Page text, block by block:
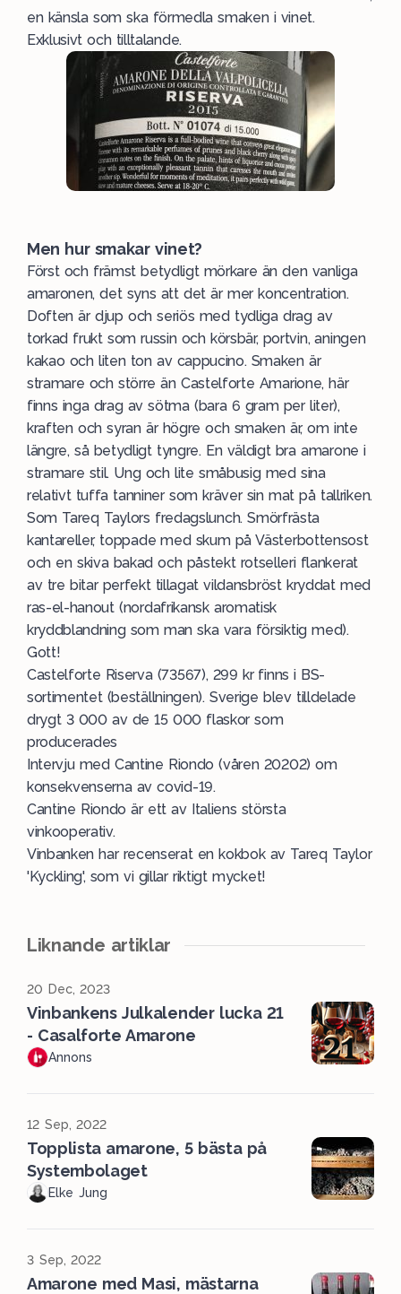
en känsla som ska förmedla smaken i vinet.
Exklusivt och tilltalande.
Men hur smakar vinet?
Först och främst betydligt mörkare än den vanliga
amaronen, det syns att det är mer koncentration.
Doften är djup och seriös med tydliga drag av
torkad frukt som russin och körsbär, portvin, aningen
kakao och liten ton av cappucino. Smaken är
stramare och större än Castelforte Amarione, här
finns inga drag av sötma (bara 6 gram per liter),
kraften och syran är högre och smaken är, om inte
längre, så betydligt tyngre. En väldigt bra amarone i
stramare stil. Ung och lite småbusig med sina
relativt tuffa tanniner som kräver sin mat på tallriken.
Som Tareq Taylors fredagslunch. Smörfrästa
kantareller, toppade med skum på Västerbottensost
och en skiva bakad och påstekt rotselleri flankerat
av tre bitar perfekt tillagat vildansbröst kryddat med
ras-el-hanout (nordafrikansk aromatisk
kryddblandning som man ska vara försiktig med).
Gott!
Castelforte Riserva (73567), 299 kr finns i BS-
sortimentet (beställningen). Sverige blev tilldelade
drygt 3 000 av de 15 000 flaskor som
producerades
Intervju med Cantine Riondo (våren 20202) om
konsekvenserna av covid-19.
Cantine Riondo är ett av Italiens största
vinkooperativ.
Vinbanken har recenserat en kokbok av Tareq Taylor
'Kyckling', som vi gillar riktigt mycket!
Liknande artiklar
20 Dec, 2023
Vinbankens Julkalender lucka 21
- Casalforte Amarone
Annons
12 Sep, 2022
Topplista amarone, 5 bästa på
Systembolaget
Elke Jung
3 Sep, 2022
Amarone med Masi, mästarna